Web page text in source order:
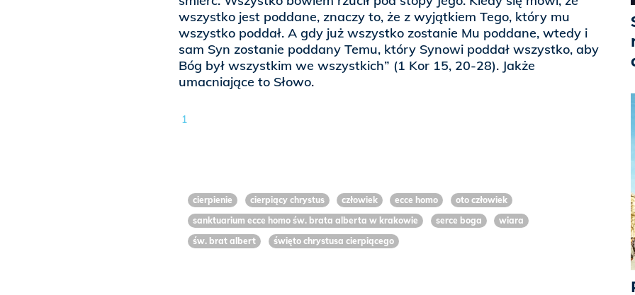
wszystko jest poddane, znaczy to, że z wyjątkiem Tego, który mu
wszystko poddał. A gdy już wszystko zostanie Mu poddane, wtedy i
sam Syn zostanie poddany Temu, który Synowi poddał wszystko, aby
Bóg był wszystkim we wszystkich” (1 Kor 15, 20-28). Jakże
umacniające to Słowo.
1
cierpienie cierpiący chrystus człowiek ecce homo
oto człowiek
sanktuarium ecce homo św. brata alberta w krakowie
serce boga
wiara
św. brat albert
święto chrystusa cierpiącego